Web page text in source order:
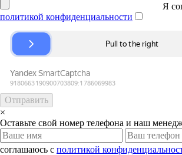
Я
политикой конфиденциальности
Отправить
×
Оставьте свой номер телефона и наш
соглашаюсь с политикой